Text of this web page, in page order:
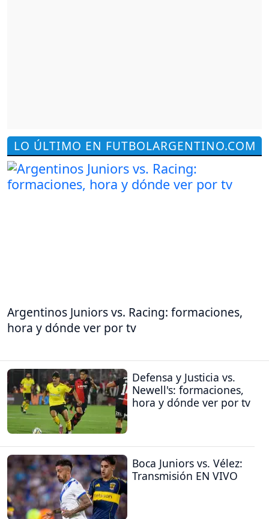
LO ÚLTIMO EN FUTBOLARGENTINO.COM
Argentinos Juniors vs. Racing: formaciones,
hora y dónde ver por tv
Defensa y Justicia vs.
Newell's: formaciones,
hora y dónde ver por tv
Boca Juniors vs. Vélez:
Transmisión EN VIVO